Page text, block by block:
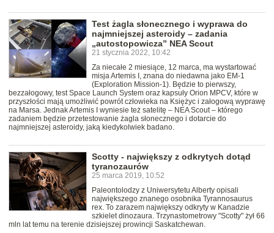
Test żagla słonecznego i wyprawa do
najmniejszej asteroidy – zadania
„autostopowicza” NEA Scout
21 stycznia 2022, 10:42
Za niecałe 2 miesiące, 12 marca, ma wystartować
misja Artemis I, znana do niedawna jako EM-1
(Exploration Mission-1). Będzie to pierwszy,
bezzałogowy, test Space Launch System oraz kapsuły Orion MPCV, które w
przyszłości mają umożliwić powrót człowieka na Księżyc i załogową wyprawę
na Marsa. Jednak Artemis I wyniesie też satelitę – NEA Scout – którego
zadaniem będzie przetestowanie żagla słonecznego i dotarcie do
najmniejszej asteroidy, jaką kiedykolwiek badano.
Scotty - największy z odkrytych dotąd
tyranozaurów
25 marca 2019, 10:52
Paleontolodzy z Uniwersytetu Alberty opisali
największego znanego osobnika Tyrannosaurus
rex. To zarazem największy odkryty w Kanadzie
szkielet dinozaura. Trzynastometrowy "Scotty" żył 66
mln lat temu na terenie dzisiejszej prowincji Saskatchewan.